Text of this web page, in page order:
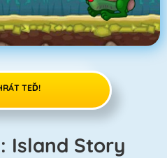
TEĎ!
Island Story